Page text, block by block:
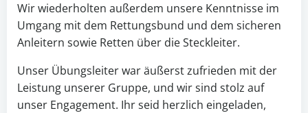
Wir wiederholten außerdem unsere Kenntnisse im
Umgang mit dem Rettungsbund und dem sicheren
Anleitern sowie Retten über die Steckleiter.
Unser Übungsleiter war äußerst zufrieden mit der
Leistung unserer Gruppe, und wir sind stolz auf
unser Engagement. Ihr seid herzlich eingeladen,